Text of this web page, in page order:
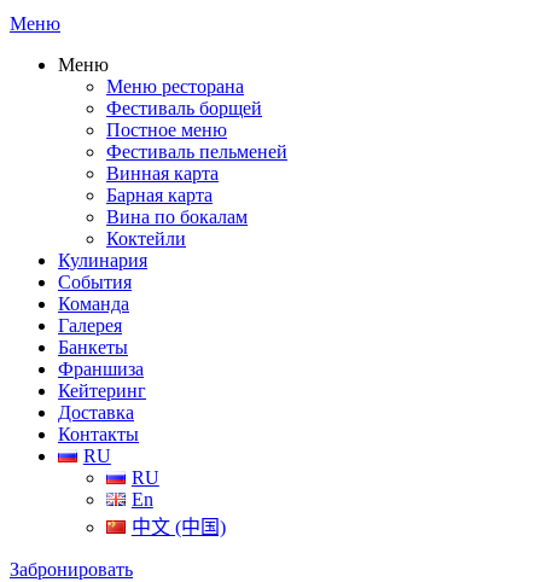
Меню
Меню
Меню ресторана
Фестиваль борщей
Постное меню
Фестиваль пельменей
Винная карта
Барная карта
Вина по бокалам
Коктейли
Кулинария
События
Команда
Галерея
Банкеты
Франшиза
Кейтеринг
Доставка
Контакты
RU
RU
En
中文 (中国)
Забронировать